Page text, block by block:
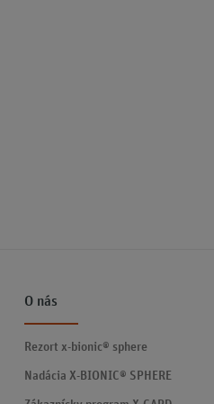
O nás
Rezort x-bionic® sphere
Nadácia X-BIONIC® SPHERE